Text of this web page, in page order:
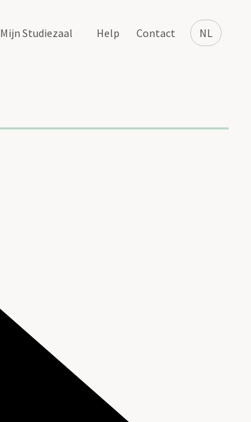
NL
Mijn Studiezaal Help Contact